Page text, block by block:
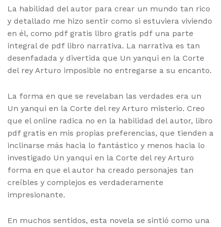
La habilidad del autor para crear un mundo tan rico
y detallado me hizo sentir como si estuviera viviendo
en él, como pdf gratis libro gratis pdf una parte
integral de pdf libro narrativa. La narrativa es tan
desenfadada y divertida que Un yanqui en la Corte
del rey Arturo imposible no entregarse a su encanto.
La forma en que se revelaban las verdades era un
Un yanqui en la Corte del rey Arturo misterio. Creo
que el online radica no en la habilidad del autor, libro
pdf gratis en mis propias preferencias, que tienden a
inclinarse más hacia lo fantástico y menos hacia lo
investigado Un yanqui en la Corte del rey Arturo
forma en que el autor ha creado personajes tan
creíbles y complejos es verdaderamente
impresionante.
En muchos sentidos, esta novela se sintió como una